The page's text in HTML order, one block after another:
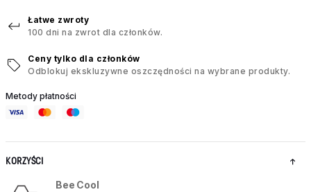
Łatwe zwroty
100 dni na zwrot dla członków.
Ceny tylko dla członków
Odblokuj ekskluzywne oszczędności na wybrane produkty.
Metody płatności
KORZYŚCI
Bee Cool